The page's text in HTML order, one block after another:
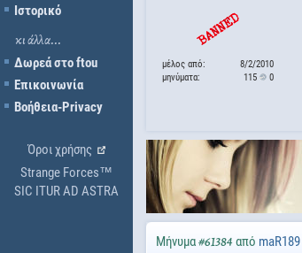
Ιστορικό
κι άλλα...
Δωρεά στο ftou
Επικοινωνία
Βοήθεια-Privacy
Όροι χρήσης
Strange Forces™
SIC ITUR AD ASTRA
μέλος από:
8/2/2010
μηνύματα:
115 0
Μήνυμα #61384 από maR189